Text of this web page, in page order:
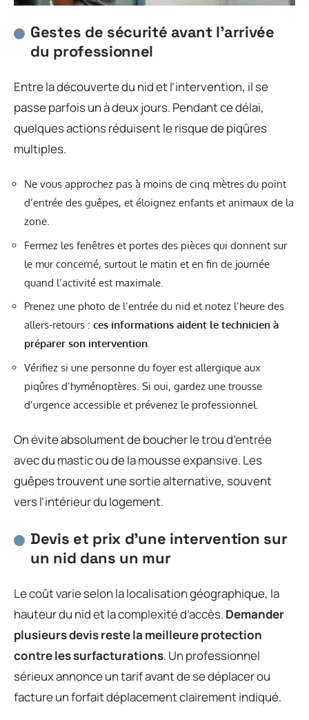
Gestes de sécurité avant l’arrivée
du professionnel
Entre la découverte du nid et l’intervention, il se
passe parfois un à deux jours. Pendant ce délai,
quelques actions réduisent le risque de piqûres
multiples.
Ne vous approchez pas à moins de cinq mètres du point
d’entrée des guêpes, et éloignez enfants et animaux de la
zone.
Fermez les fenêtres et portes des pièces qui donnent sur
le mur concerné, surtout le matin et en fin de journée
quand l’activité est maximale.
Prenez une photo de l’entrée du nid et notez l’heure des
allers-retours : ces informations aident le technicien à
préparer son intervention.
Vérifiez si une personne du foyer est allergique aux
piqûres d’hyménoptères. Si oui, gardez une trousse
d’urgence accessible et prévenez le professionnel.
On évite absolument de boucher le trou d’entrée
avec du mastic ou de la mousse expansive. Les
guêpes trouvent une sortie alternative, souvent
vers l’intérieur du logement.
Devis et prix d’une intervention sur
un nid dans un mur
Le coût varie selon la localisation géographique, la
hauteur du nid et la complexité d’accès. Demander
plusieurs devis reste la meilleure protection
contre les surfacturations. Un professionnel
sérieux annonce un tarif avant de se déplacer ou
facture un forfait déplacement clairement indiqué.